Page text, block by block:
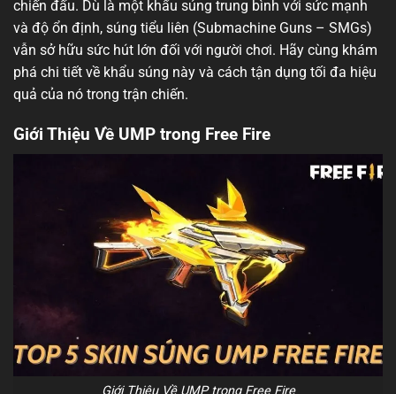
chiến đấu. Dù là một khẩu súng trung bình với sức mạnh
và độ ổn định, súng tiểu liên (Submachine Guns – SMGs)
vẫn sở hữu sức hút lớn đối với người chơi. Hãy cùng khám
phá chi tiết về khẩu súng này và cách tận dụng tối đa hiệu
quả của nó trong trận chiến.
Giới Thiệu Về UMP trong Free Fire